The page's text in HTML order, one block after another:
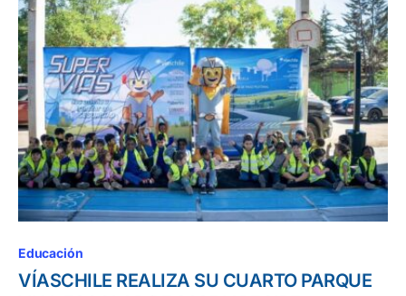
Educación
VÍASCHILE REALIZA SU CUARTO PARQUE